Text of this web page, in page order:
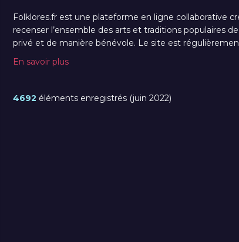
Folklores.fr est une plateforme en ligne collaborative
recenser l’ensemble des arts et traditions populaires
privé et de manière bénévole. Le site est
En savoir plus
4692 éléments enregistrés (juin 2022)